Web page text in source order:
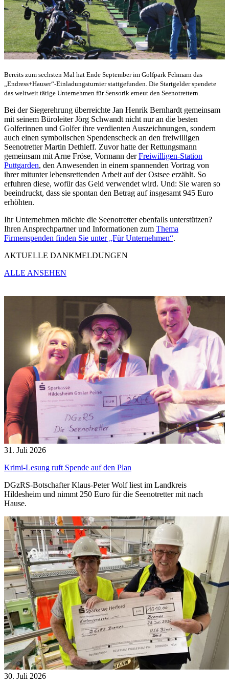
Bereits zum sechsten Mal hat Ende September im Golfpark Fehmarn das
„Endress+Hauser“-Einladungsturnier stattgefunden. Die Startgelder spendete
das weltweit tätige Unternehmen für Sensorik erneut den Seenotrettern.
Bei der Siegerehrung überreichte Jan Henrik Bernhardt gemeinsam
mit seinem Büroleiter Jörg Schwandt nicht nur an die besten
Golferinnen und Golfer ihre verdienten Auszeichnungen, sondern
auch einen symbolischen Spendenscheck an den freiwilligen
Seenotretter Martin Dethleff. Zuvor hatte der Rettungsmann
gemeinsam mit Arne Fröse, Vormann derFreiwilligen-Station
Puttgarden, den Anwesenden in einem spannenden Vortrag von
ihrer mitunter lebensrettenden Arbeit auf der Ostsee erzählt. So
erfuhren diese, wofür das Geld verwendet wird. Und: Sie waren so
beeindruckt, dass sie spontan den Betrag auf insgesamt 945 Euro
erhöhten.
Ihr Unternehmen möchte die Seenotretter ebenfalls unterstützen?
Ihren Ansprechpartner und Informationen zum Thema
Firmenspenden finden Sie unter „Für Unternehmen“.
AKTUELLE DANKMELDUNGEN
ALLE ANSEHEN
31. Juli 2026
Krimi-Lesung ruft Spende auf den Plan
DGzRS-Botschafter Klaus-Peter Wolf liest im Landkreis
Hildesheim und nimmt 250 Euro für die Seenotretter mit nach
Hause.
30. Juli 2026